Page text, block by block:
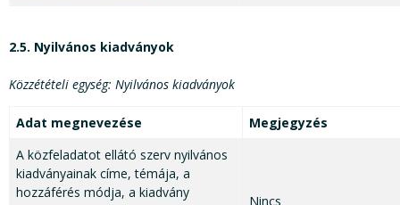
2.5. Nyilvános kiadványok
Közzétételi egység: Nyilvános kiadványok
Adat megnevezése
Megjegyzés
A közfeladatot ellátó szerv nyilvános
kiadványainak címe, témája, a
hozzáférés módja, a kiadvány
Nincs